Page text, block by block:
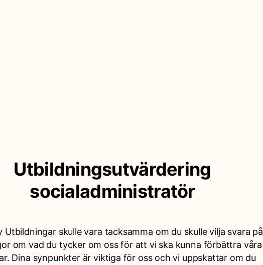
Utbildningsutvärdering
socialadministratör
Utbildningar skulle vara tacksamma om du skulle vilja svara på
om vad du tycker om oss för att vi ska kunna förbättra våra
Dina synpunkter är viktiga för oss och vi uppskattar om du